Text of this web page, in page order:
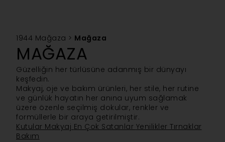
PORTUGUÊS
简体中文
TIẾNG VIỆT
SVENSKA
1944 Mağaza > Mağaza
MAĞAZA
Güzelliğin her türlüsüne adanmış bir dünyayı
keşfedin.
Makyaj, oje ve bakım ürünleri, her stile, her rutine
ve günlük hayatın her anına uyum sağlamak
üzere özenle seçilmiş dokular, renkler ve
formüllerle bir araya getirilmiştir.
Kutular Makyaj En Çok Satanlar Yenilikler Tırnaklar
Bakım